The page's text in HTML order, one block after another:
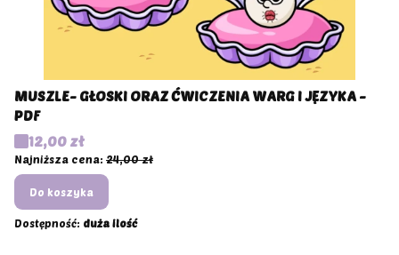
MUSZLE- GŁOSKI ORAZ ĆWICZENIA WARG I JĘZYKA -
PDF
Cena promocyjna
12,00 zł
Najniższa cena: 24,00 zł
Do koszyka
Dostępność: duża ilość